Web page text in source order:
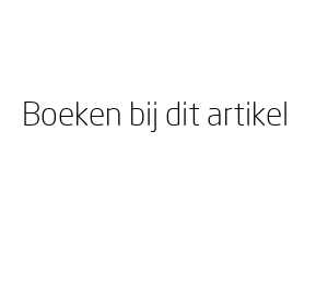
Boeken bij dit artikel